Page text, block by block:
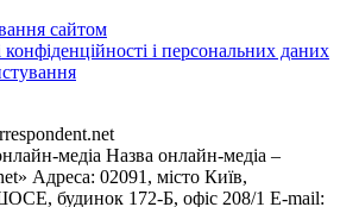
сайтом
і персональних даних
медіа Назва онлайн-медіа –
Адреса: 02091, місто Київ,
будинок 172-Б, офіс 208/1 E-mail: